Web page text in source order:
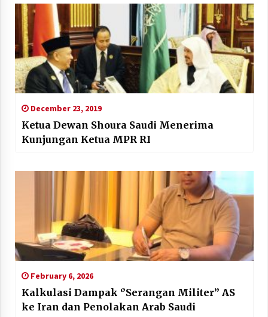
December 23, 2019
Ketua Dewan Shoura Saudi Menerima
Kunjungan Ketua MPR RI
February 6, 2026
Kalkulasi Dampak ‘’Serangan Militer’’ AS
ke Iran dan Penolakan Arab Saudi